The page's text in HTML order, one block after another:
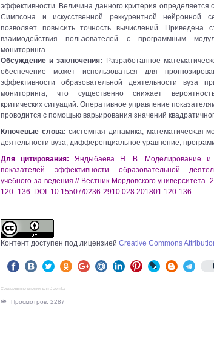
эффективности. Величина данного критерия
Симпсона и искусственной реккурентной нейронной
позволяет повысить точность вычислений. Приведена
взаимодействия пользователей с программным
мониторинга.
Обсуждение и заключения: Разработанное
обеспечение может использоваться для
эффективности образовательной деятельности вуза
мониторинга, что существенно снижает
критических ситуаций. Оперативное управление
проводится с помощью варьирования значений
Ключевые слова: системная динамика, математическая
деятельности вуза, дифференциальное уравнение,
Для цитирования: Яндыбаева Н. В. Моделирование и
показателей эффективности образовательной
учебного за-ведения // Вестник Мордовского
120–136. DOI: 10.15507/0236-2910.028.201801.120-136
Контент доступен под лицензией Creative Commons
Социальные кнопки для Joomla
Просмотров: 2287